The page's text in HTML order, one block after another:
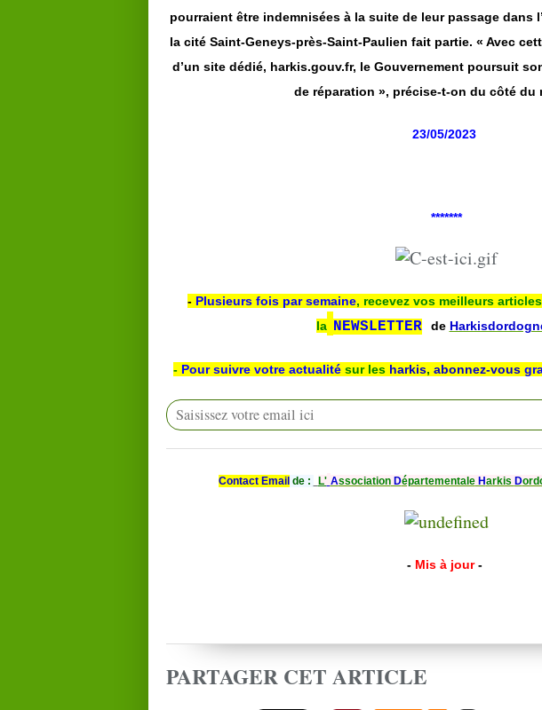
pourraient être indemnisées à la suite de leur passage dans
la cité Saint-Geneys-près-Saint-Paulien fait partie. « Avec
d’un site dédié, harkis.gouv.fr, le Gouvernement poursuit
de réparation », précise-t-on du côté du
23/05/2023
*******
- Plusieurs fois par semaine, recevez vos meilleurs
la NEWSLETTER de
- Pour suivre votre actualité sur les harkis, abonnez-vous
Contact Email de : L' AssociationDépartementaleHarkis D
- Mis à jour -
PARTAGER CET ARTICLE